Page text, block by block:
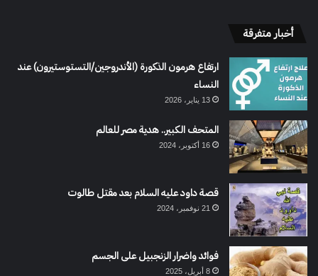
أخبار متفرقة
ارتفاع هرمون الذكورة (الأندروجين/التستوستيرون) عند
النساء
13 يناير، 2026
المتحف الكبير.. هدية مصر للعالم
16 أكتوبر، 2024
قصة داود عليه السلام بعد مقتل طالوت
21 نوفمبر، 2024
فوائد واضرار الزنجبيل على الجسم
8 أبريل، 2025